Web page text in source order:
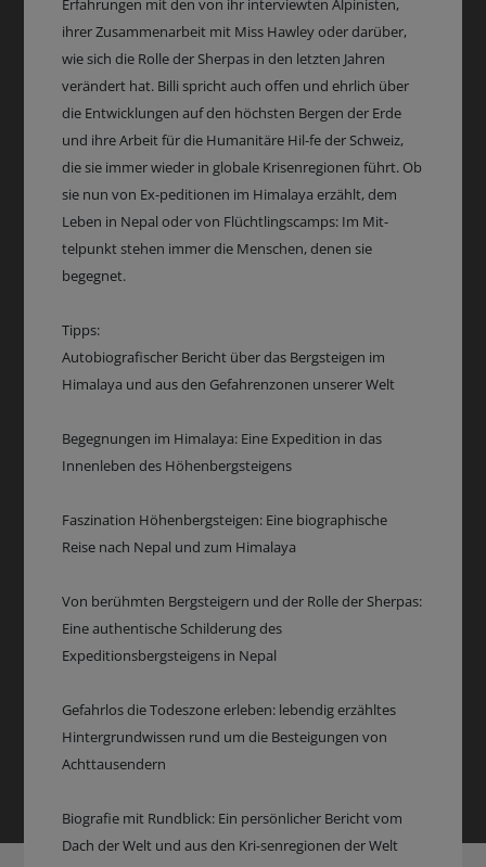
Erfahrungen mit den von ihr interviewten Alpinisten,
ihrer Zusammenarbeit mit Miss Hawley oder darüber,
wie sich die Rolle der Sherpas in den letzten Jahren
verändert hat. Billi spricht auch offen und ehrlich über
die Entwicklungen auf den höchsten Bergen der Erde
und ihre Arbeit für die Humanitäre Hil-fe der Schweiz,
die sie immer wieder in globale Krisenregionen führt. Ob
sie nun von Ex-peditionen im Himalaya erzählt, dem
Leben in Nepal oder von Flüchtlingscamps: Im Mit-
telpunkt stehen immer die Menschen, denen sie
begegnet.
Tipps:
Autobiografischer Bericht über das Bergsteigen im
Himalaya und aus den Gefahrenzonen unserer Welt
Begegnungen im Himalaya: Eine Expedition in das
Innenleben des Höhenbergsteigens
Faszination Höhenbergsteigen: Eine biographische
Reise nach Nepal und zum Himalaya
Von berühmten Bergsteigern und der Rolle der Sherpas:
Eine authentische Schilderung des
Expeditionsbergsteigens in Nepal
Gefahrlos die Todeszone erleben: lebendig erzähltes
Hintergrundwissen rund um die Besteigungen von
Achttausendern
Biografie mit Rundblick: Ein persönlicher Bericht vom
Dach der Welt und aus den Kri-senregionen der Welt